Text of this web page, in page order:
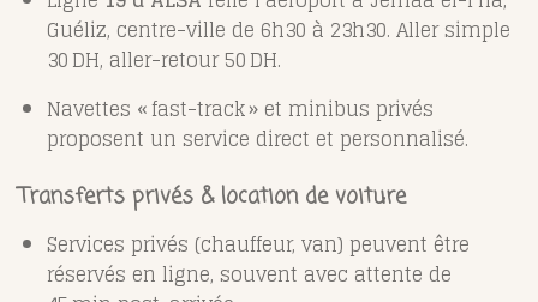
Guéliz, centre-ville de 6h30 à 23h30. Aller simple
30 DH, aller-retour 50 DH.
Navettes « fast-track » et minibus privés
proposent un service direct et personnalisé.
Transferts privés & location de voiture
Services privés (chauffeur, van) peuvent être
réservés en ligne, souvent avec attente de